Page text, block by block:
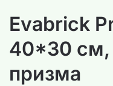
Evabrick
40*30 см,
призма